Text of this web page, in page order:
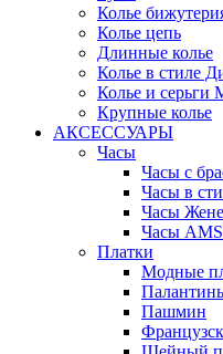
Колье
Колье цепь
Длинные колье
Колье в стиле
Колье и серьги
Крупные колье
АКСЕССУАРЫ
Часы
Часы с
Часы в
Часы
Часы
Платки
Модные
Пашмин